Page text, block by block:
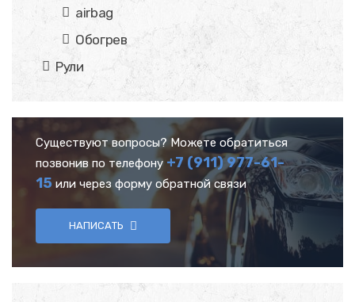
airbag
Обогрев
Рули
Существуют вопросы? Можете обратиться
позвонив по телефону +7 (911) 977-61-
15 или через форму обратной связи
НАПИСАТЬ